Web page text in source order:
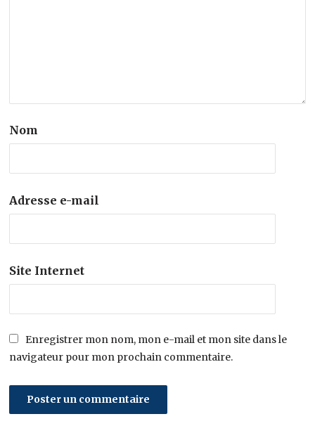
Nom
Adresse e-mail
Site Internet
Enregistrer mon nom, mon e-mail et mon site dans le
navigateur pour mon prochain commentaire.